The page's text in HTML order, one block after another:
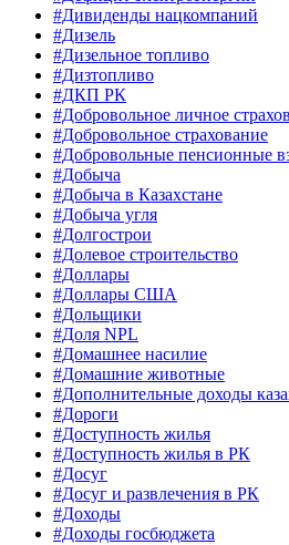
#Дивиденды нацкомпаний
#Дизель
#Дизельное топливо
#Дизтопливо
#ДКП РК
#Добровольное личное
#Добровольное страхование
#Добровольные пенсионные
#Добыча
#Добыча в Казахстане
#Добыча угля
#Долгострои
#Долевое строительство
#Доллары
#Доллары США
#Дольщики
#Доля NPL
#Домашнее насилие
#Домашние животные
#Дополнительные доходы
#Дороги
#Доступность жилья
#Доступность жилья в РК
#Досуг
#Досуг и развлечения в РК
#Доходы
#Доходы госбюджета